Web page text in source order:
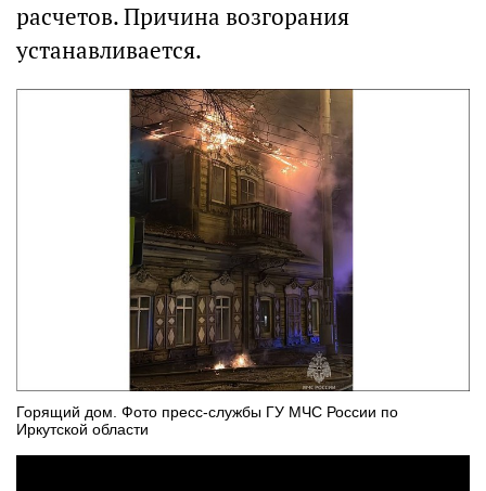
расчетов. Причина возгорания
устанавливается.
Горящий дом. Фото пресс-службы ГУ МЧС России по
Иркутской области